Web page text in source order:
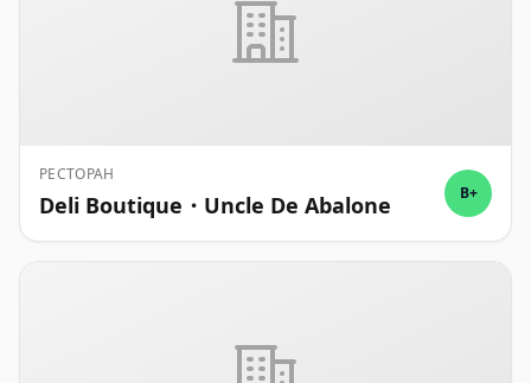
РЕСТОРАН
Deli Boutique・Uncle De Abalone B+